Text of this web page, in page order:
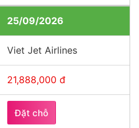
25/09/2026
Viet Jet Airlines
21,888,000 đ
Đặt chỗ